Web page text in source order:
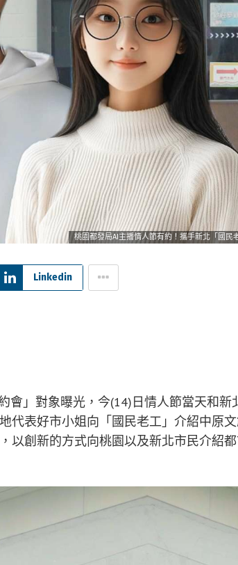
桃園都發局AI主播情人節有約！攜手新北「國民
Linkedin
會」對象曝光，今(14)日情人節當天和新
代表好市小姐向「國民老工」介紹中原
以創新的方式向桃園以及新北市民介紹